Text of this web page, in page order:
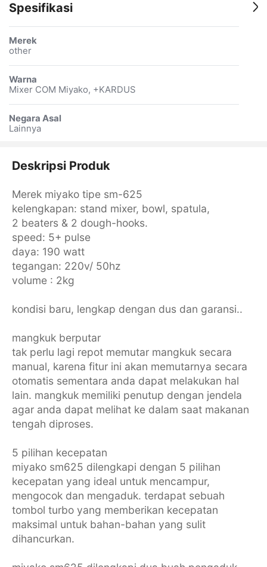
Spesifikasi
Merek
other
Warna
Mixer COM Miyako, +KARDUS
Negara Asal
Lainnya
Deskripsi Produk
Merek miyako tipe sm-625
kelengkapan: stand mixer, bowl, spatula,
2 beaters & 2 dough-hooks.
speed: 5+ pulse
daya: 190 watt
tegangan: 220v/ 50hz
volume : 2kg
kondisi baru, lengkap dengan dus dan garansi..
mangkuk berputar
tak perlu lagi repot memutar mangkuk secara
manual, karena fitur ini akan memutarnya secara
otomatis sementara anda dapat melakukan hal
lain. mangkuk memiliki penutup dengan jendela
agar anda dapat melihat ke dalam saat makanan
tengah diproses.
5 pilihan kecepatan
miyako sm625 dilengkapi dengan 5 pilihan
kecepatan yang ideal untuk mencampur,
mengocok dan mengaduk. terdapat sebuah
tombol turbo yang memberikan kecepatan
maksimal untuk bahan-bahan yang sulit
dihancurkan.